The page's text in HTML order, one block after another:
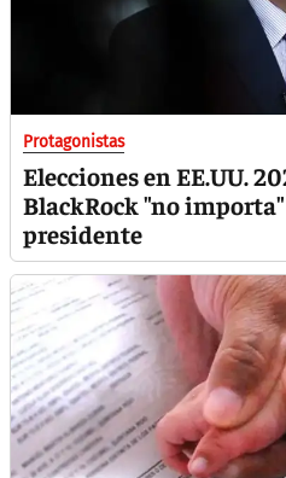
Protagonistas
Elecciones en EE.UU.
BlackRock "no
presidente